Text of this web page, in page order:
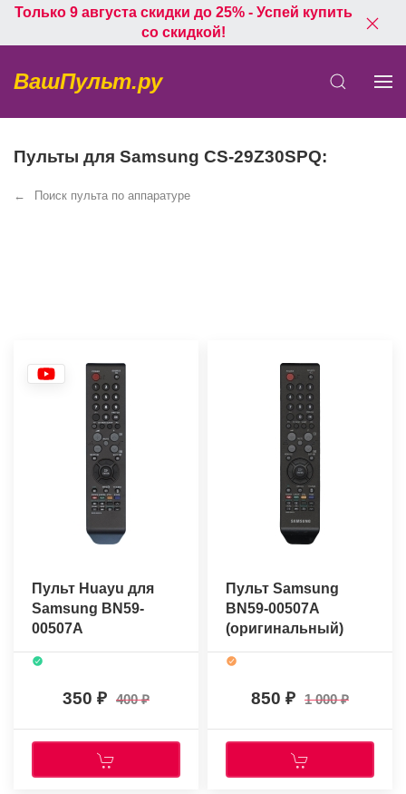
Только 9 августа скидки до 25% - Успей купить
со скидкой!
ВашПульт.ру
Пульты для Samsung CS-29Z30SPQ:
Поиск пульта по аппаратуре
Пульт Huayu для
Samsung BN59-
00507A
350 400
Пульт Samsung
BN59-00507A
(оригинальный)
850 1 000